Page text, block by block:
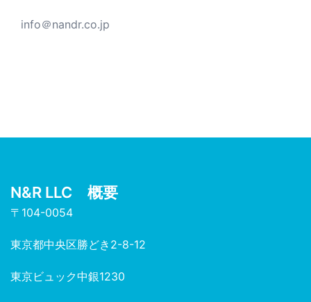
info＠nandr.co.jp
N&R LLC 概要
〒104-0054
東京都中央区勝どき2-8-12
東京ビュック中銀1230